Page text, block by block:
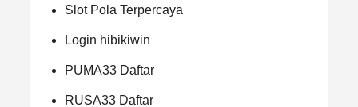
Slot Pola Terpercaya
Login hibikiwin
PUMA33 Daftar
RUSA33 Daftar